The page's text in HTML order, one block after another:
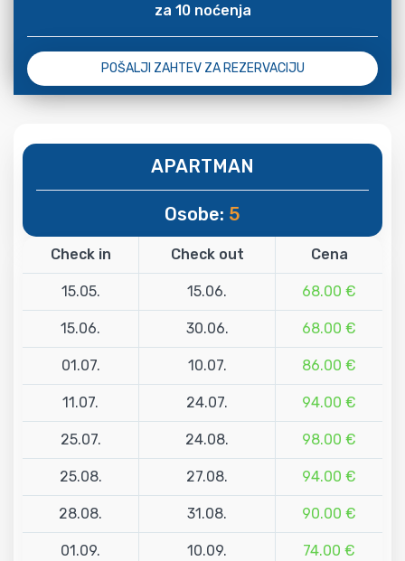
za 10 noćenja
POŠALJI ZAHTEV ZA REZERVACIJU
APARTMAN
Osobe: 5
Check in Check out Cena
15.05. 15.06. 68.00 €
15.06. 30.06. 68.00 €
01.07. 10.07. 86.00 €
11.07. 24.07. 94.00 €
25.07. 24.08. 98.00 €
25.08. 27.08. 94.00 €
28.08. 31.08. 90.00 €
01.09. 10.09. 74.00 €